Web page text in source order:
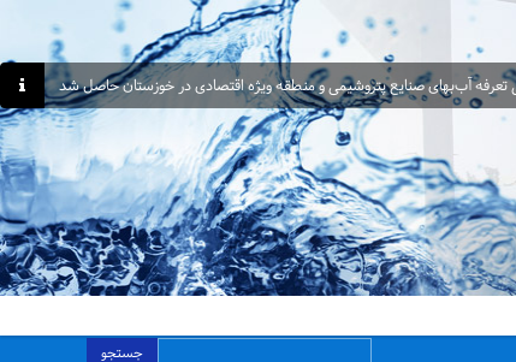
تعرفه آب‌بهای صنایع پتروشیمی و منطقه ویژه اقتصادی در خوزستان حاصل شد
جستجو